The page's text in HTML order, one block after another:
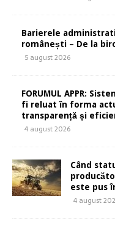
Barierele
românești – De la
5 august 2026
FORUMUL APPR:
fi reluat în forma
transparență și
4 august 2026
Când
este pus
4 august